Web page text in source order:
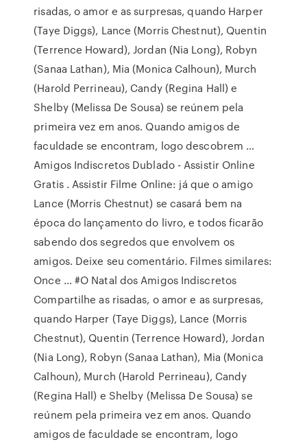
risadas, o amor e as surpresas, quando Harper
(Taye Diggs), Lance (Morris Chestnut), Quentin
(Terrence Howard), Jordan (Nia Long), Robyn
(Sanaa Lathan), Mia (Monica Calhoun), Murch
(Harold Perrineau), Candy (Regina Hall) e
Shelby (Melissa De Sousa) se reúnem pela
primeira vez em anos. Quando amigos de
faculdade se encontram, logo descobrem …
Amigos Indiscretos Dublado - Assistir Online
Gratis . Assistir Filme Online: já que o amigo
Lance (Morris Chestnut) se casará bem na
época do lançamento do livro, e todos ficarão
sabendo dos segredos que envolvem os
amigos. Deixe seu comentário. Filmes similares:
Once … #O Natal dos Amigos Indiscretos
Compartilhe as risadas, o amor e as surpresas,
quando Harper (Taye Diggs), Lance (Morris
Chestnut), Quentin (Terrence Howard), Jordan
(Nia Long), Robyn (Sanaa Lathan), Mia (Monica
Calhoun), Murch (Harold Perrineau), Candy
(Regina Hall) e Shelby (Melissa De Sousa) se
reúnem pela primeira vez em anos. Quando
amigos de faculdade se encontram, logo